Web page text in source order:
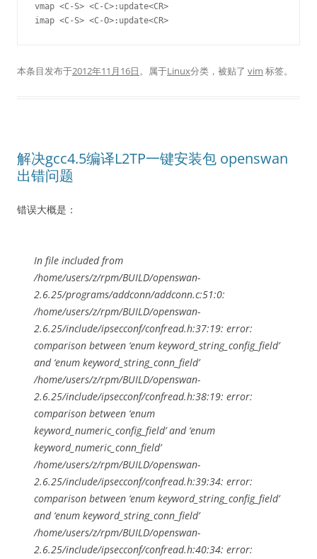
vmap <C-S> <C-C>:update<CR>
imap <C-S> <C-O>:update<CR>
本条目发布于2012年11月16日。属于Linux分类，被贴了 vim 标签。
解决gcc4.5编译L2TP一键安装包 openswan
出错问题
错误大概是：
In file included from
/home/users/z/rpm/BUILD/openswan-
2.6.25/programs/addconn/addconn.c:51:0:
/home/users/z/rpm/BUILD/openswan-
2.6.25/include/ipsecconf/confread.h:37:19: error:
comparison between ‘enum keyword_string_config_field’
and ‘enum keyword_string_conn_field’
/home/users/z/rpm/BUILD/openswan-
2.6.25/include/ipsecconf/confread.h:38:19: error:
comparison between ‘enum
keyword_numeric_config_field’ and ‘enum
keyword_numeric_conn_field’
/home/users/z/rpm/BUILD/openswan-
2.6.25/include/ipsecconf/confread.h:39:34: error:
comparison between ‘enum keyword_string_config_field’
and ‘enum keyword_string_conn_field’
/home/users/z/rpm/BUILD/openswan-
2.6.25/include/ipsecconf/confread.h:40:34: error: